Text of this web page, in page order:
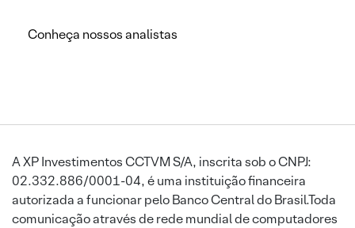
Conheça nossos analistas
A XP Investimentos CCTVM S/A, inscrita sob o CNPJ:
02.332.886/0001-04, é uma instituição financeira
autorizada a funcionar pelo Banco Central do Brasil.Toda
comunicação através de rede mundial de computadores